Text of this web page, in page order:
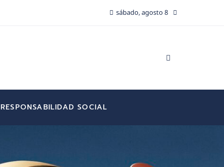
sábado, agosto 8
RESPONSABILIDAD SOCIAL